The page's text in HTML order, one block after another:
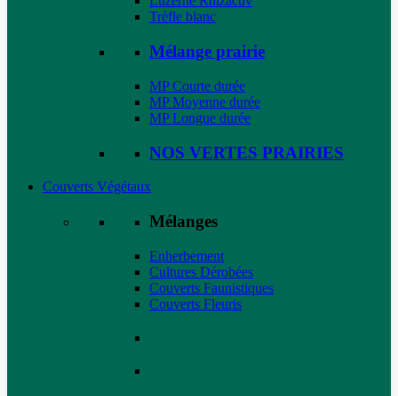
Trèfle blanc
Mélange prairie
MP Courte durée
MP Moyenne durée
MP Longue durée
NOS VERTES PRAIRIES
Couverts Végétaux
Mélanges
Enherbement
Cultures Dérobées
Couverts Faunistiques
Couverts Fleuris